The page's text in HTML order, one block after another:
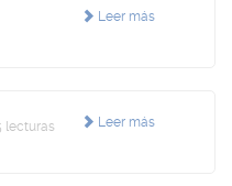
Leer más
Leer más
lecturas